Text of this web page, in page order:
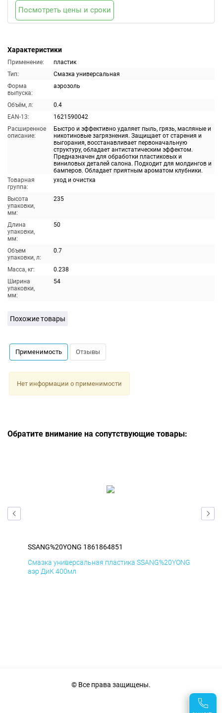
Характеристики
Применение:
пластик
Тип:
Смазка универсальная
Форма
выпуска:
аэрозоль
Объём, л:
0.4
EAN-13:
1621590042
Расширенное
описание:
Быстро и эффективно удаляет пыль, грязь, масляные и
никотиновые загрязнения. Защищает от старения и
выгорания, восстанавливает первоначальную
структуру, обладает антистатическим эффектом.
Предназначен для обработки пластиковых и
виниловых деталей салона. Подходит для молдингов и
бамперов. Обладает приятным ароматом клубники.
Товарная
группа:
уход и очистка
Высота
упаковки,
мм:
235
Длина
упаковки,
мм:
50
Объем
упаковки, л:
0.7
Масса, кг:
0.238
Ширина
упаковки,
мм:
54
Посмотреть цены и сроки
Похожие товары
Применимость Отзывы
Нет информации о применимости
Обратите внимание на сопутствующие товары:
SSANG%20YONG 1861864851
Смазка универсальная пластика SSANG%20YONG
аэр ДиК 400мл
© Все права защищены.